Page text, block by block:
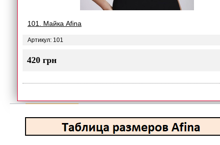
101. Майка Afina
Артикул: 101
420 грн